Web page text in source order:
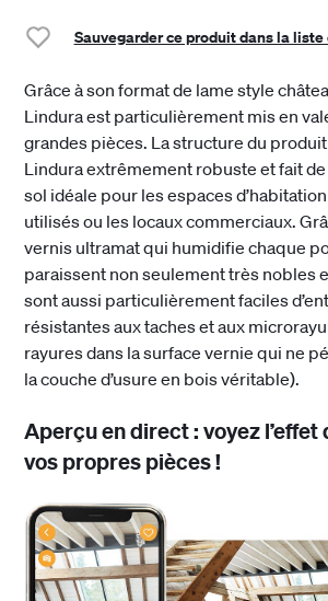
Sauvegarder ce produit dans la
Grâce à son format de lame style
Lindura est particulièrement mis en
grandes pièces. La structure du
Lindura extrêmement robuste et fait
sol idéale pour les espaces
utilisés ou les locaux commerciaux.
vernis ultramat qui humidifie chaque
paraissent non seulement très nobles
sont aussi particulièrement faciles
résistantes aux taches et aux
rayures dans la surface vernie qui ne
la couche d’usure en bois véritable).
Aperçu en direct : voyez l’effet
vos propres pièces !